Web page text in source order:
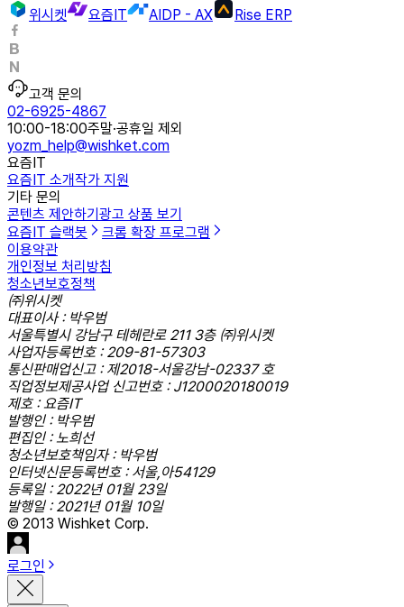
위시켓
요즘IT AIDP - AX Rise ERP
고객 문의
02-6925-4867
10:00-18:00주말·공휴일 제외
yozm_help@wishket.com
요즘IT
요즘IT 소개작가 지원
기타 문의
콘텐츠 제안하기 광고 상품 보기
요즘IT 슬랙봇
크롬 확장 프로그램
이용약관
개인정보 처리방침
청소년보호정책
㈜위시켓
대표이사 : 박우범
서울특별시 강남구 테헤란로 211 3층 ㈜위시켓
사업자등록번호 : 209-81-57303
통신판매업신고 : 제2018-서울강남-02337 호
직업정보제공사업 신고번호 : J1200020180019
제호 : 요즘IT
발행인 : 박우범
편집인 : 노희선
청소년보호책임자 : 박우범
인터넷신문등록번호 : 서울,아54129
등록일 : 2022년 01월 23일
발행일 : 2021년 01월 10일
© 2013 Wishket Corp.
로그인